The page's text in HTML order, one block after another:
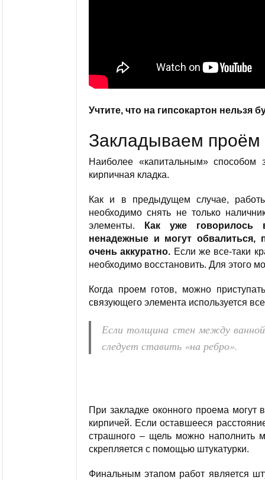
Учтите, что на гипсокартон
Закладываем проём
Наиболее «капитальным» способом
кирпичная кладка.
Как и в предыдущем случае,
необходимо снять не только
элементы.
Как уже говорилось
ненадежные и могут обвалиться,
очень аккуратно. Если же все-таки
необходимо восстановить. Для этого
Когда проем готов, можно
связующего элемента используется
Если толщина стен между
следует ставить «на ребро».
При закладке оконного проема
кирпичей. Если оставшееся
страшного – щель можно наполнить
скрепляется с помощью штукатурки.
Финальным этапом работ является